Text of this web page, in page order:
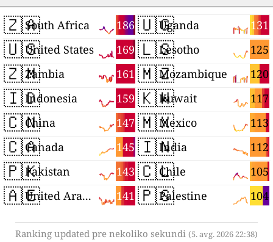
🇿🇦 186
South Africa
🇺🇸 169
United States
🇿🇲 161
Zambia
🇮🇩 159
Indonesia
🇨🇳 147
China
🇨🇦 145
Canada
🇵🇰 143
Pakistan
🇦🇪 141
United Arab Emirates
🇺🇬 131
Uganda
🇱🇸 125
Lesotho
🇲🇿 120
Mozambique
🇰🇼 117
Kuwait
🇲🇽 113
Mexico
🇮🇳 112
India
🇨🇱 105
Chile
🇵🇸 104
Palestine
Ranking updated pre nekoliko sekundi (5. avg. 2026 22:38)